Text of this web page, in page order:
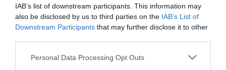
IAB’s list of downstream participants. This information may
also be disclosed by us to third parties on the IAB’s List of
Downstream Participants that may further disclose it to other
Please note that this website/app uses one or more Google
Personal Data Processing Opt Outs
Korábbi bejegyzések Következő bejegyzés